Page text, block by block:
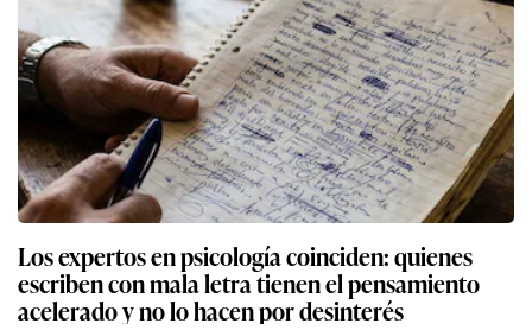
Los expertos en psicología coinciden: quienes
escriben con mala letra tienen el pensamiento
acelerado y no lo hacen por desinterés